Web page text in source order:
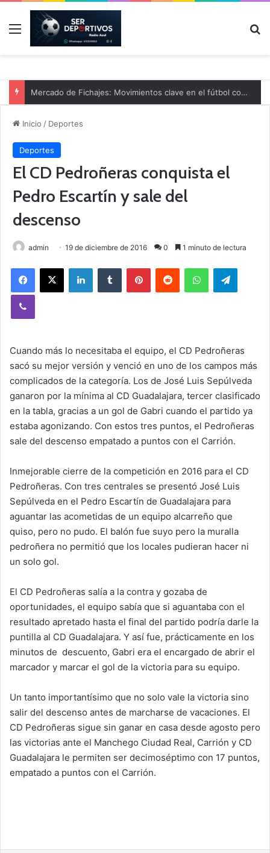
Menú
Mercado de Fichajes: Movimientos clave en el fútbol comarcal
Inicio / Deportes
Deportes
El CD Pedroñeras conquista el
Pedro Escartín y sale del
descenso
admin 19 de diciembre de 2016 0 1 minuto de lectura
Cuando más lo necesitaba el equipo, el CD Pedroñeras
sacó su mejor versión y venció en uno de los campos más
complicados de la categoría. Los de José Luis Sepúlveda
ganaron por la mínima al CD Guadalajara, tercer clasificado
en la tabla, gracias a un gol de Gabri cuando el partido ya
estaba agonizando. Con estos tres puntos, el Pedroñeras
sale del descenso empatado a puntos con el Carrión.
Inmejorable cierre de la competición en 2016 para el CD
Pedroñeras. Con tres centrales se presentó José Luis
Sepúlveda en el Pedro Escartín de Guadalajara para
aguantar las acometidas de un equipo alcarreño que
quiso, pero no pudo. El balón fue suyo pero la muralla
pedroñera no permitió que los locales pudieran hacer ni
un solo gol.
El CD Pedroñeras salía a la contra y gozaba de
oportunidades, el equipo sabía que si aguantaba con el
resultado apretado hasta el final del partido podría darle la
puntilla al CD Guadalajara. Y así fue, prácticamente en los
minutos de descuento, Gabri era el encargado de abrir el
marcador y marcar el gol de la victoria para su equipo.
Un tanto importantísimo que no solo vale la victoria sino
salir del descenso antes de marcharse de vacaciones. El
CD Pedroñeras sigue sin ganar en casa desde agosto pero
las victorias ante el Manchego Ciudad Real, Carrión y CD
Guadalajara le permiten ser decimoséptimo con 17 puntos,
empatado a puntos con el Carrión.